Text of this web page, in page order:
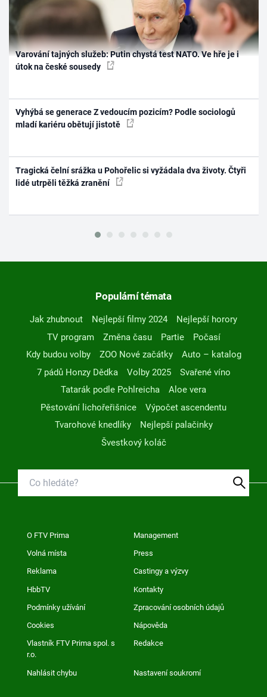
Varování tajných služeb: Putin chystá test NATO. Ve hře je i
útok na české sousedy
Vyhýbá se generace Z vedoucím pozicím? Podle sociologů
mladí kariéru obětují jistotě
Tragická čelní srážka u Pohořelic si vyžádala dva životy. Čtyři
lidé utrpěli těžká zranění
Populární témata
Jak zhubnout Nejlepší filmy 2024
Nejlepší horory
TV program
Změna času Partie
Počasí
Kdy budou volby
ZOO Nové začátky
Auto – katalog
7 pádů Honzy Dědka
Volby 2025
Svařené víno
Tatarák podle Pohlreicha
Aloe vera
Pěstování lichořeřišnice
Výpočet ascendentu
Tvarohové knedlíky
Nejlepší palačinky
Švestkový koláč
O FTV Prima Management
Volná místa Press
Reklama Castingy a výzvy
HbbTV Kontakty
Podmínky užívání Zpracování osobních údajů
Cookies Nápověda
Vlastník FTV Prima spol. s
r.o.
Redakce
Nahlásit chybu Nastavení soukromí